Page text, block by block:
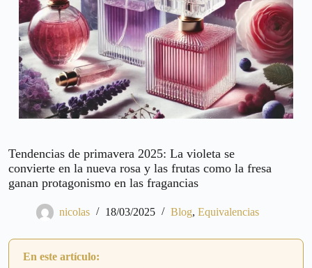
Tendencias de primavera 2025: La violeta se
convierte en la nueva rosa y las frutas como la fresa
ganan protagonismo en las fragancias
nicolas 18/03/2025 Blog, Equivalencias
En este artículo: